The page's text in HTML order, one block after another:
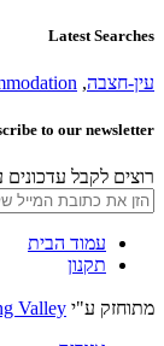
Latest Searches
עין-חצבה,
to our newsletter
רוצים לקבל
עמוד הבית
תקנון
מתוחזק ע"י Valley